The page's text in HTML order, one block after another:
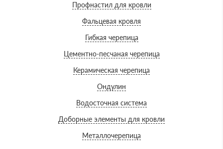
Профнастил для кровли
Фальцевая кровля
Гибкая черепица
Цементно-песчаная черепица
Керамическая черепица
Ондулин
Водосточная система
Доборные элементы для кровли
Металлочерепица